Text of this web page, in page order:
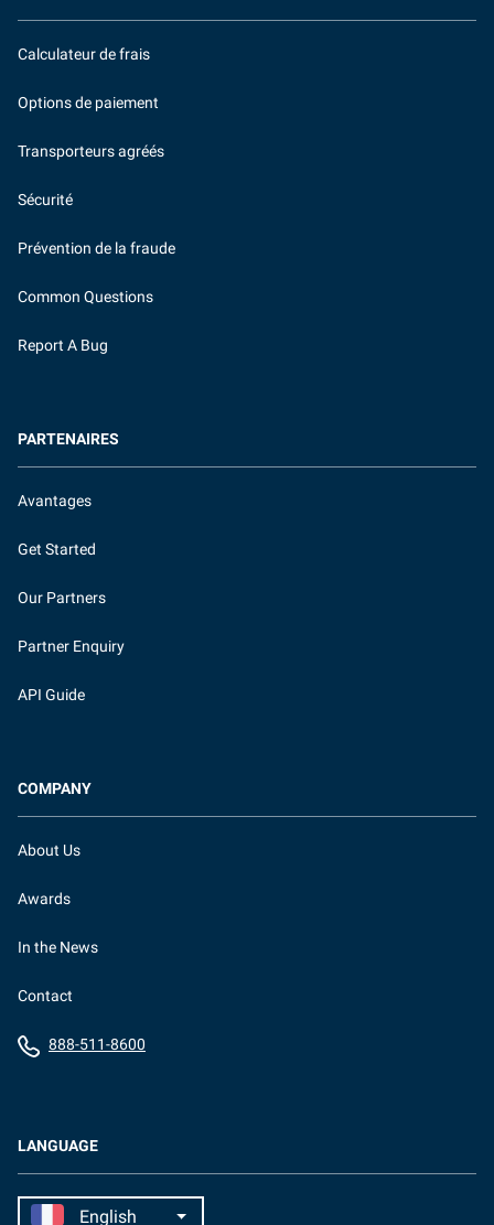
LANGUAGE
Calculateur de frais
Options de paiement
Transporteurs agréés
Sécurité
Prévention de la fraude
Common Questions
Report A Bug
PARTENAIRES
Avantages
Get Started
Our Partners
Partner Enquiry
API Guide
COMPANY
About Us
Awards
In the News
Contact
888-511-8600